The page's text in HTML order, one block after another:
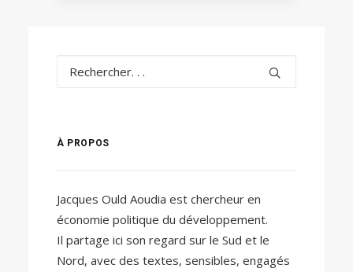
À PROPOS
Jacques Ould Aoudia est chercheur en
économie politique du développement.
Il partage ici son regard sur le Sud et le
Nord, avec des textes, sensibles, engagés